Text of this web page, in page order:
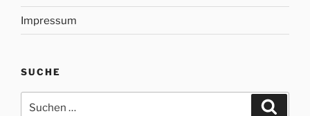
Impressum
SUCHE